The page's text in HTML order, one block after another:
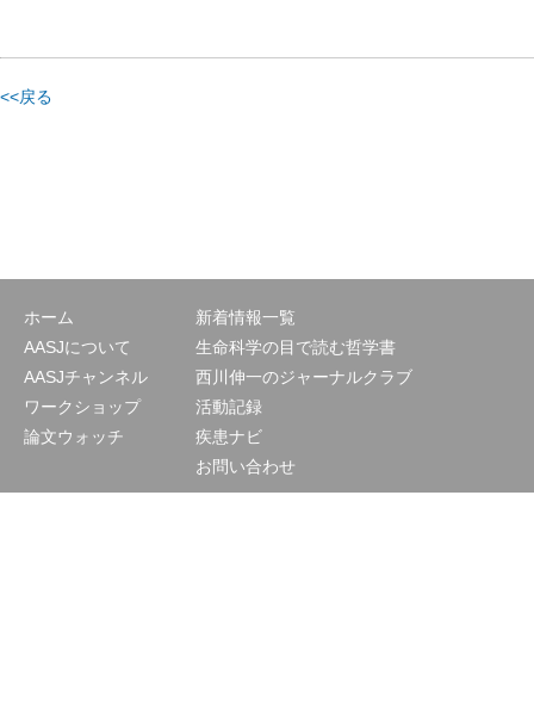
<<戻る
ホーム
AASJについて
AASJチャンネル
ワークショップ
論文ウォッチ
新着情報一覧
生命科学の目で読む哲学書
西川伸一のジャーナルクラブ
活動記録
疾患ナビ
お問い合わせ